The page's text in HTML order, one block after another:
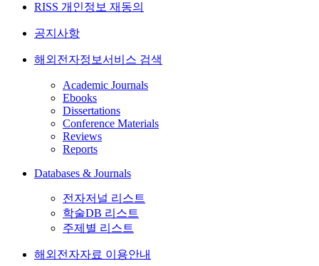
RISS 개인정보 재동의
공지사항
해외전자정보서비스 검색
Academic Journals
Ebooks
Dissertations
Conference Materials
Reviews
Reports
Databases & Journals
전자저널 리스트
학술DB 리스트
주제별 리스트
해외전자자료 이용안내